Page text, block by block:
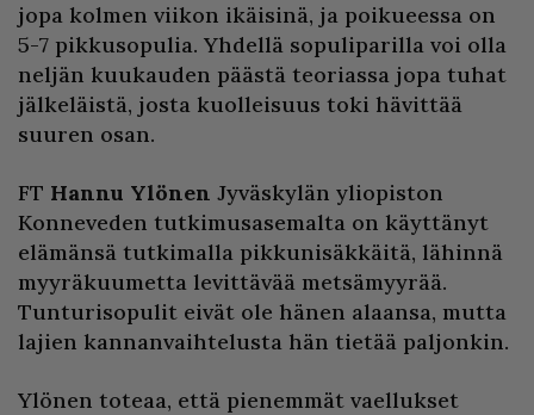
jopa kolmen viikon ikäisinä, ja poikueessa on
5-7 pikkusopulia. Yhdellä sopuliparilla voi olla
neljän kuukauden päästä teoriassa jopa tuhat
jälkeläistä, josta kuolleisuus toki hävittää
suuren osan.
FT Hannu Ylönen Jyväskylän yliopiston
Konneveden tutkimusasemalta on käyttänyt
elämänsä tutkimalla pikkunisäkkäitä, lähinnä
myyräkuumetta levittävää metsämyyrää.
Tunturisopulit eivät ole hänen alaansa, mutta
lajien kannanvaihtelusta hän tietää paljonkin.
Ylönen toteaa, että pienemmät vaellukset